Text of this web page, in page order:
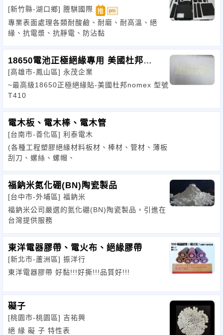
電漿處理、Y20
[新竹縣-湖口鄉] 謄騏國際
專業表面處理各類耐酸鹼、耐磨、耐高溫、絕
緣、抗電漿、抗靜電、防沾黏
18650電池正極絕緣專用 美國杜邦
NOMEX
[高雄市-鳳山區] 永茂企業
~最高級18650正極絕緣貼-美國杜邦nomex 型號
T410
電木板、電木棒、電木管
[台南市-善化區] 利泰電木
(各種工程塑膠絕緣材料板材、棒材、管材、薄板
刮刀、螺絲、螺帽、
福鈉米氮化硼(BN)陶瓷製品
[台中市-外埔區] 福鈉米
福鈉米公司嚴選的氮化硼(BN)陶瓷製品，引進在
台灣提供服務
東洋電器膠帶、電火布、絕緣膠帶
[新北市-蘆洲區] 振洋行
東洋電器膠帶 好黏!!!好撕!!!品質好!!!
礙子
[桃園市-桃園區] 吉祐興
絕 緣 礙 子 特性表